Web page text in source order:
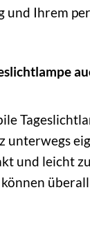
und Ihrem
unterwegs
und leicht zu